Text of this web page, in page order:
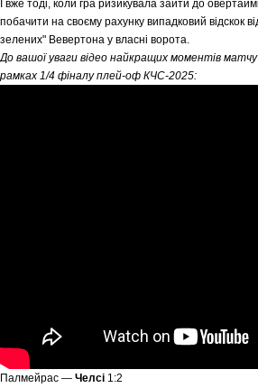
І вже тоді, коли гра ризикувала зайти до
побачити на своєму рахунку випадковий відскок
зелених" Вевертона у власні ворота.
До вашої уваги відео найкращих моментів
рамках 1/4 фіналу плей-оф КЧС-2025:
Палмейрас — Челсі 1:2